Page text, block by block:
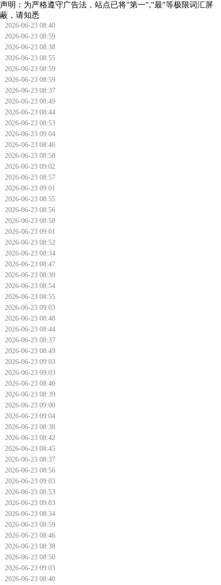
声明：为严格遵守广告法，站点已将"第一","最"等极限词汇屏
蔽，请知悉
2026-06-23 08:40
2026-06-23 08:59
2026-06-23 08:38
2026-06-23 08:55
2026-06-23 08:59
2026-06-23 08:59
2026-06-23 08:37
2026-06-23 08:49
2026-06-23 08:44
2026-06-23 08:53
2026-06-23 09:04
2026-06-23 08:46
2026-06-23 08:58
2026-06-23 09:02
2026-06-23 08:57
2026-06-23 09:01
2026-06-23 08:55
2026-06-23 08:56
2026-06-23 08:58
2026-06-23 09:01
2026-06-23 08:52
2026-06-23 08:34
2026-06-23 08:47
2026-06-23 08:39
2026-06-23 08:54
2026-06-23 08:55
2026-06-23 09:03
2026-06-23 08:48
2026-06-23 08:44
2026-06-23 08:37
2026-06-23 08:49
2026-06-23 09:03
2026-06-23 09:03
2026-06-23 08:40
2026-06-23 08:39
2026-06-23 09:00
2026-06-23 09:04
2026-06-23 08:38
2026-06-23 08:42
2026-06-23 08:45
2026-06-23 08:37
2026-06-23 08:56
2026-06-23 09:03
2026-06-23 08:53
2026-06-23 09:03
2026-06-23 08:34
2026-06-23 08:59
2026-06-23 08:46
2026-06-23 08:38
2026-06-23 08:50
2026-06-23 09:03
2026-06-23 08:40